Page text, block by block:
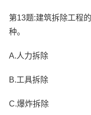
第13题:建筑拆除工程
种。
A.人力拆除
B.工具拆除
C.爆炸拆除